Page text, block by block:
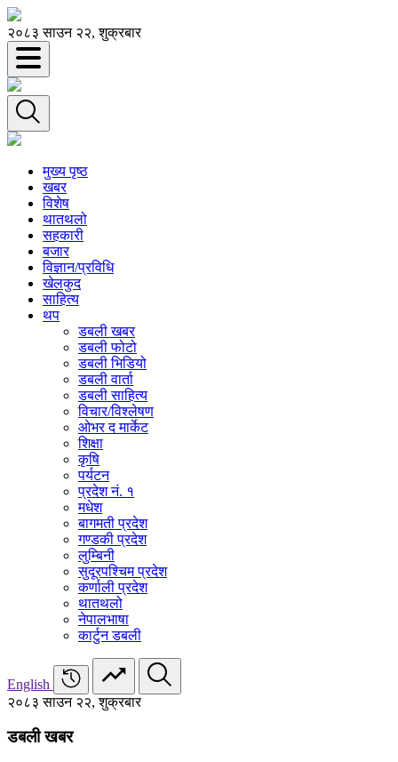
२०८३ साउन २२, शुक्रबार
मुख्य पृष्ठ
खबर
विशेष
थातथलो
सहकारी
बजार
विज्ञान/प्रविधि
खेलकुद
साहित्य
थप
डबली खबर
डबली फोटो
डबली भिडियो
डबली वार्ता
डबली साहित्य
विचार/विश्‍लेषण
ओभर द मार्केट
शिक्षा
कृषि
पर्यटन
प्रदेश नं. १
मधेश
बागमती प्रदेश
गण्डकी प्रदेश
लुम्बिनी
सुदूरपश्चिम प्रदेश
कर्णाली प्रदेश
थातथलो
नेपालभाषा
कार्टुन डबली
English
२०८३ साउन २२, शुक्रबार
डबली खबर